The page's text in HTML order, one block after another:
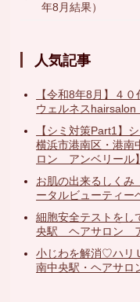
年8月結果）
人気記事
【令和8年8月】４
ウェルネスhairsalon
【シミ対策Part1】
横浜市港南区・港南
ロン アンベリール】
お肌の出来るしくみ
ータルビューティー
細胞安全テストをし
央駅 ヘアサロン
小じわを解消♡ハリ
南中央駅・ヘアサロ